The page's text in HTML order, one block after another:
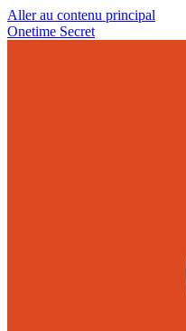
Aller au contenu principal
Onetime Secret